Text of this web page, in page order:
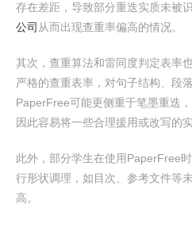
存在差距，导致部分重迭实质未被识
公司 从而出现查重率偏高的情况。
其次，查重算法和雷同度判定表率
严格的查重表率，对句子结构、段
PaperFree可能更侧重于笔墨重迭
因此容易将一些合理援用或改写的
此外，部分学生在使用PaperFree
行形状调理，如目次、参考文件等
高。